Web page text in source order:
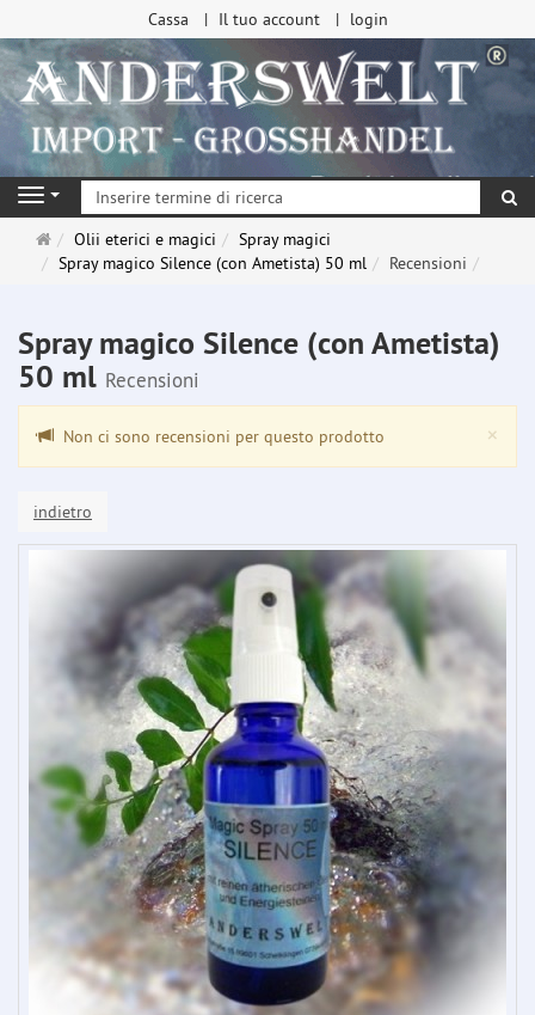
Cassa Il tuo account login
Navigation
Pagina
principale
Olii eterici e magici
Spray magici
Spray magico Silence (con Ametista) 50 ml
Recensioni
Spray magico Silence (con Ametista)
50 ml Recensioni
×
Non ci sono recensioni per questo prodotto
indietro